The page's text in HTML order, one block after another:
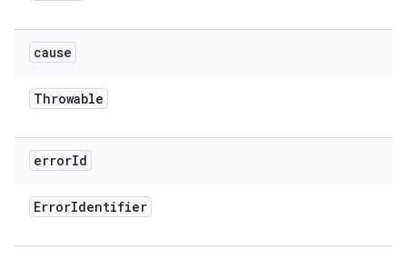
cause
Throwable
errorId
ErrorIdentifier